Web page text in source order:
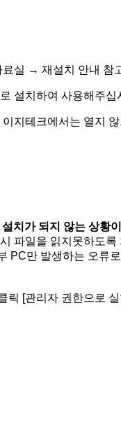
료실 → 재설치 안내 참
설치하여 사용해주십
지테크에서는 열지
치가 되지 않는 상황
파일을 읽지못하도록
PC만 발생하는 오류
릭 [관리자 권한으로